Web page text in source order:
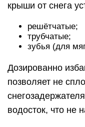
крыши от снега
решётчатые;
трубчатые;
зубья (для
Дозированно
позволяет не
водосток, что не